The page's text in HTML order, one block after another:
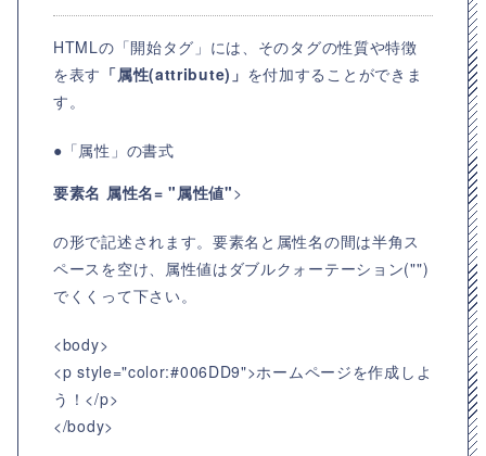
HTMLの「開始タグ」には、そのタグの性質や特徴
を表す 「属性(attribute)」 を付加することができま
す。
●「属性」の書式
要素名 属性名= "属性値">
の形で記述されます。要素名と属性名の間は半角ス
ペースを空け、属性値はダブルクォーテーション("")
でくくって下さい。
<body>
<p style="color:#006DD9">ホームページを作成しよ
う！</p>
</body>